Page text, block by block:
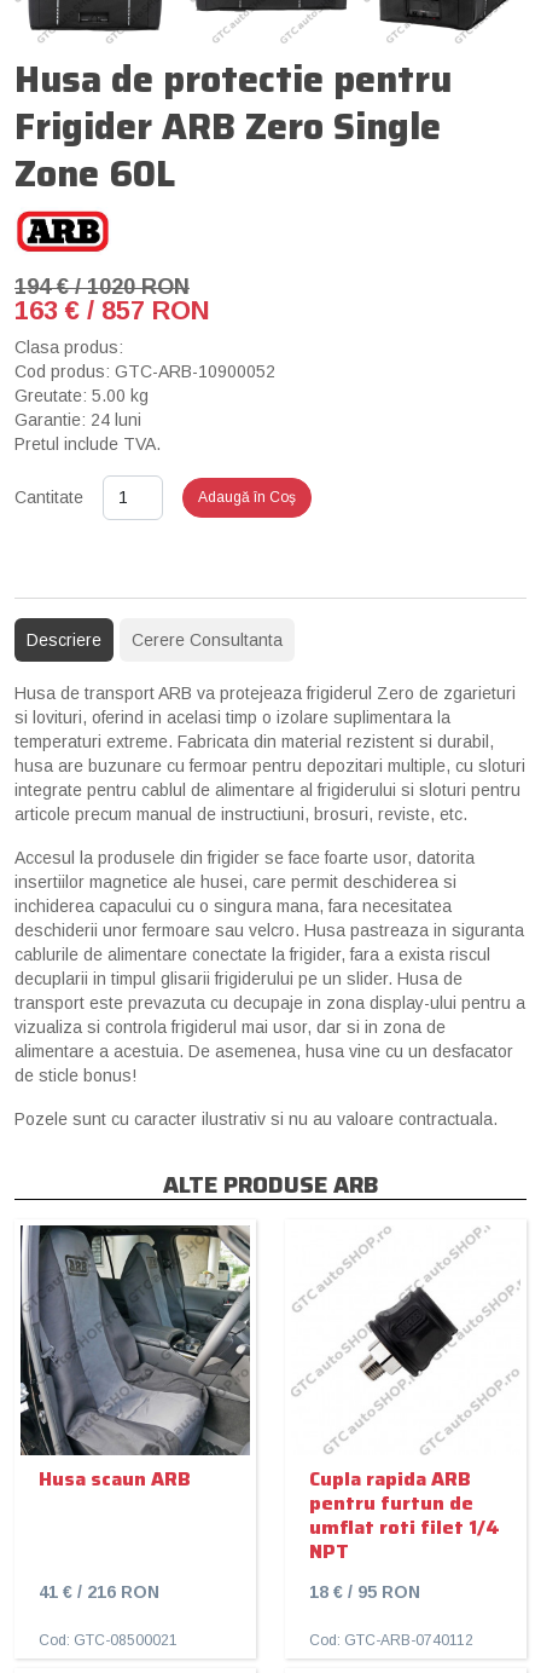
Husa de protectie pentru
Frigider ARB Zero Single
Zone 60L
194 € / 1020 RON
163 € / 857 RON
Clasa produs:
Cod produs: GTC-ARB-10900052
Greutate: 5.00 kg
Garantie: 24 luni
Pretul include TVA.
Cantitate Adaugă în Coş
Descriere Cerere Consultanta
Husa de transport ARB va protejeaza frigiderul Zero de zgarieturi
si lovituri, oferind in acelasi timp o izolare suplimentara la
temperaturi extreme. Fabricata din material rezistent si durabil,
husa are buzunare cu fermoar pentru depozitari multiple, cu sloturi
integrate pentru cablul de alimentare al frigiderului si sloturi pentru
articole precum manual de instructiuni, brosuri, reviste, etc.
Accesul la produsele din frigider se face foarte usor, datorita
insertiilor magnetice ale husei, care permit deschiderea si
inchiderea capacului cu o singura mana, fara necesitatea
deschiderii unor fermoare sau velcro. Husa pastreaza in siguranta
cablurile de alimentare conectate la frigider, fara a exista riscul
decuplarii in timpul glisarii frigiderului pe un slider. Husa de
transport este prevazuta cu decupaje in zona display-ului pentru a
vizualiza si controla frigiderul mai usor, dar si in zona de
alimentare a acestuia. De asemenea, husa vine cu un desfacator
de sticle bonus!
Pozele sunt cu caracter ilustrativ si nu au valoare contractuala.
ALTE PRODUSE ARB
Husa scaun ARB
41 € / 216 RON
Cod: GTC-08500021
Cupla rapida ARB
pentru furtun de
umflat roti filet 1/4
NPT
18 € / 95 RON
Cod: GTC-ARB-0740112